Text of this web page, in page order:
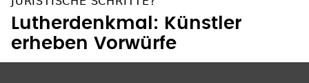
Lutherdenkmal: Künstler
erheben Vorwürfe